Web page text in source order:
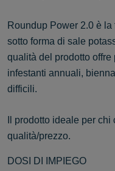
Roundup Power 2.0 è
sotto forma di sale
qualità del prodotto
infestanti annuali,
difficili.
Il prodotto ideale per
qualità/prezzo.
DOSI DI IMPIEGO